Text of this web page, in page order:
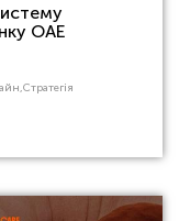
ОАЕ
,Стратегія